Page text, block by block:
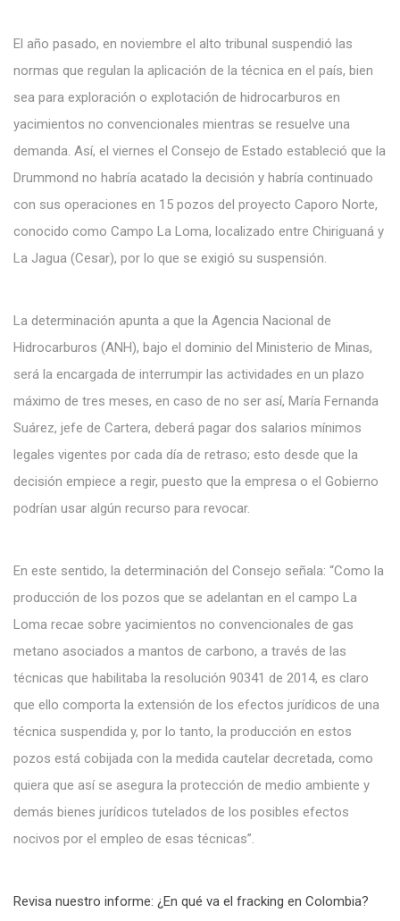
El año pasado, en noviembre el alto tribunal suspendió las
normas que regulan la aplicación de la técnica en el país, bien
sea para exploración o explotación de hidrocarburos en
yacimientos no convencionales mientras se resuelve una
demanda. Así, el viernes el Consejo de Estado estableció que la
Drummond no habría acatado la decisión y habría continuado
con sus operaciones en 15 pozos del proyecto Caporo Norte,
conocido como Campo La Loma, localizado entre Chiriguaná y
La Jagua (Cesar), por lo que se exigió su suspensión.
La determinación apunta a que la Agencia Nacional de
Hidrocarburos (ANH), bajo el dominio del Ministerio de Minas,
será la encargada de interrumpir las actividades en un plazo
máximo de tres meses, en caso de no ser así, María Fernanda
Suárez, jefe de Cartera, deberá pagar dos salarios mínimos
legales vigentes por cada día de retraso; esto desde que la
decisión empiece a regir, puesto que la empresa o el Gobierno
podrían usar algún recurso para revocar.
En este sentido, la determinación del Consejo señala: “Como la
producción de los pozos que se adelantan en el campo La
Loma recae sobre yacimientos no convencionales de gas
metano asociados a mantos de carbono, a través de las
técnicas que habilitaba la resolución 90341 de 2014, es claro
que ello comporta la extensión de los efectos jurídicos de una
técnica suspendida y, por lo tanto, la producción en estos
pozos está cobijada con la medida cautelar decretada, como
quiera que así se asegura la protección de medio ambiente y
demás bienes jurídicos tutelados de los posibles efectos
nocivos por el empleo de esas técnicas”.
Revisa nuestro informe: ¿En qué va el fracking en Colombia?